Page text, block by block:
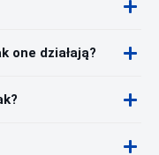
one działają?